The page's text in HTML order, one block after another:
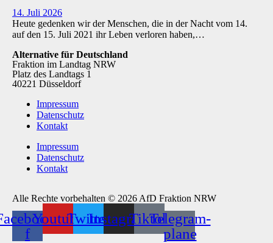
14. Juli 2026
Heute gedenken wir der Menschen, die in der Nacht vom 14.
auf den 15. Juli 2021 ihr Leben verloren haben,…
Alternative für Deutschland
Fraktion im Landtag NRW
Platz des Landtags 1
40221 Düsseldorf
Impressum
Datenschutz
Kontakt
Impressum
Datenschutz
Kontakt
Alle Rechte vorbehalten © 2026 AfD Fraktion NRW
f
YoutubeTwitterInstagramTiktokTelegram-
plane